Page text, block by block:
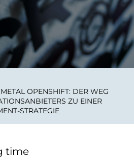
OPENSHIFT: DER WEG
ZU EINER
STRATEGIE
time